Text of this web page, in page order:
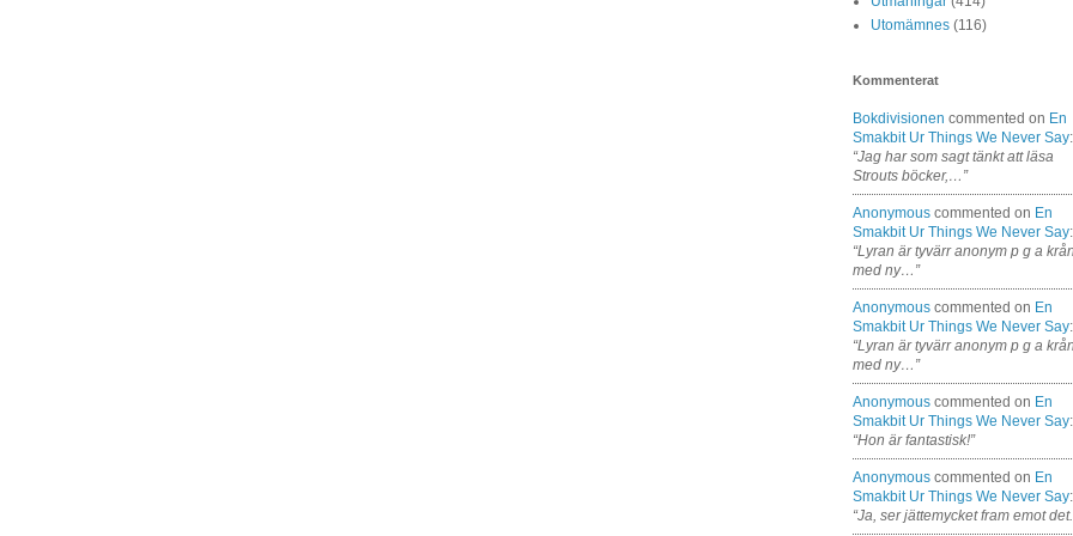
Utomämnes (116)
Kommenterat
Bokdivisionen commented on En
Smakbit Ur Things We Never Say:
“Jag har som sagt tänkt att läsa
Strouts böcker,…”
Anonymous commented on En
Smakbit Ur Things We Never Say:
“Lyran är tyvärr anonym p g a
med ny…”
Anonymous commented on En
Smakbit Ur Things We Never Say:
“Lyran är tyvärr anonym p g a
med ny…”
Anonymous commented on En
Smakbit Ur Things We Never Say:
“Hon är fantastisk!”
Anonymous commented on En
Smakbit Ur Things We Never Say:
“Ja, ser jättemycket fram emot